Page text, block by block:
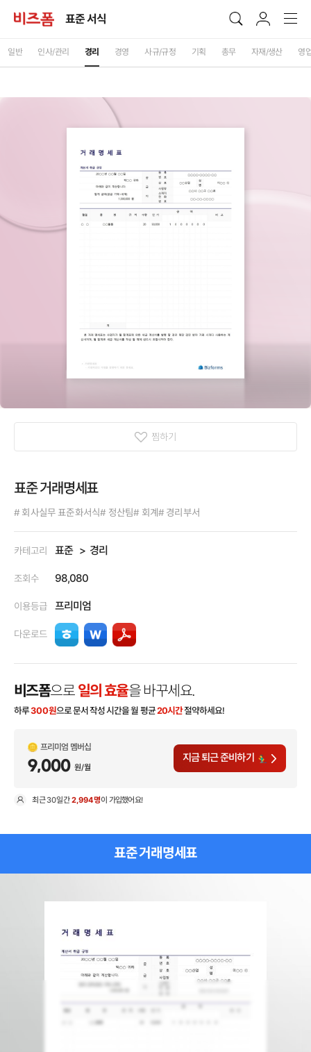
표준 서식
일반 인사/관리 경리 경영 사규/규정 기획 총무 자재/생산 영
찜하기
표준 거래명세표
# 회사실무 표준화서식# 정산팀# 회계 # 경리부서
카테고리 표준 경리
조회수 98,080
이용등급 프리미엄
다운로드
비즈폼으로 일의 효율을 바꾸세요.
하루300원으로 문서 작성 시간을 월 평균20시간절약하세요!
프리미엄 멤버십
9,000 원/월
지금 퇴근 준비하기
최근30일간2,994명이 가입했어요!
표준 거래명세표